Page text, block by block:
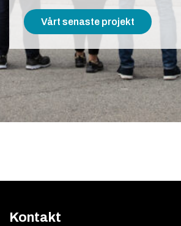
Vårt senaste projekt
Kontakt